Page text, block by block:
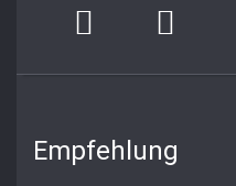
Empfehlung